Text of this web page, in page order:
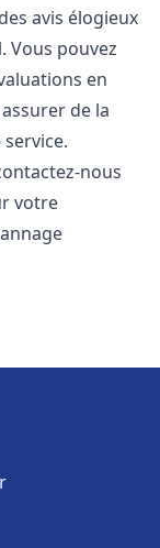
avis élogieux
Vous pouvez
en
de la
nous
votre